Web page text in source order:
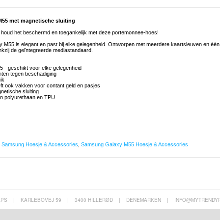
met magnetische sluiting
het beschermd en toegankelijk met deze portemonnee-hoes!
is elegant en past bij elke gelegenheid. Ontworpen met meerdere kaartsleuven en één
de geïntegreerde mediastandaard.
- geschikt voor elke gelegenheid
tegen beschadiging
ook vakken voor contant geld en pasjes
sluiting
polyurethaan en TPU
Samsung Hoesje & Accessories Samsung Galaxy M55 Hoesje & Accessories
| KARLEBOVEJ 59 | 3400 HILLERØD | DENEMARKEN |